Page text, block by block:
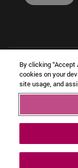
By clicking
cookies on your
site usage, and